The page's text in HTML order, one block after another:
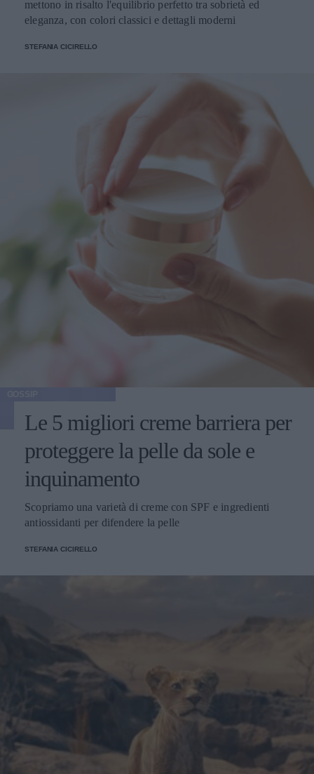
mettono in risalto l'equilibrio perfetto tra sobrietà ed
eleganza, con colori classici e dettagli moderni
STEFANIA CICIRELLO
Le 5 migliori creme barriera per
proteggere la pelle da sole e
inquinamento
Scopriamo una varietà di creme con SPF e ingredienti
antiossidanti per difendere la pelle
STEFANIA CICIRELLO